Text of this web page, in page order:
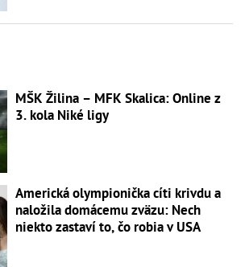
MŠK Žilina – MFK Skalica: Online z
3. kola Niké ligy
Americká olympionička cíti krivdu a
naložila domácemu zväzu: Nech
niekto zastaví to, čo robia v USA